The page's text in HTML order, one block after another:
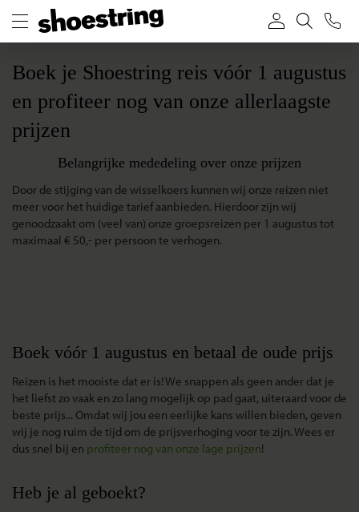
Boek je Shoestring reis vóór 1 augustus
en profiteer nog van onze allerlaagste
prijzen
Belangrijke mededeling over onze prijzen
Door de stijging van de wisselkoers kunnen wij onze reizen niet
meer voor het huidige tarief aanbieden. Hierdoor zijn wij
genoodzaakt om (veel van) onze groepsreizen per 1 augustus tot
maximaal € 50,- per persoon te verhogen.
Boek vóór 1 augustus en betaal de oude prijs
Reizen is het mooiste dat er is! We snappen als geen ander dat je
het liefst zo vaak en zo lang mogelijk op pad gaat, uiteraard voor de
beste prijs... Omdat wij jou een eerlijke kans willen bieden, geven
wij je nog ruim de tijd om de prijsverhoging voor te zijn. Wees er
dus snel bij en profiteer nog van onze lage prijzen!
Heb je al geboekt?